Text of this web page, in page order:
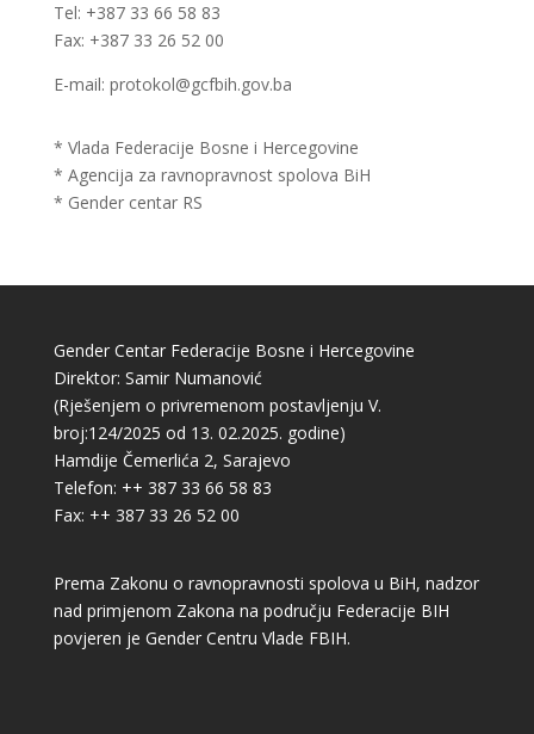
Tel: +387 33 66 58 83
Fax: +387 33 26 52 00
E-mail: protokol@gcfbih.gov.ba
* Vlada Federacije Bosne i Hercegovine
* Agencija za ravnopravnost spolova BiH
* Gender centar RS
Gender Centar Federacije Bosne i Hercegovine
Direktor: Samir Numanović
(Rješenjem o privremenom postavljenju V.
broj:124/2025 od 13. 02.2025. godine)
Hamdije Čemerlića 2, Sarajevo
Telefon: ++ 387 33 66 58 83
Fax: ++ 387 33 26 52 00
Prema Zakonu o ravnopravnosti spolova u BiH, nadzor
nad primjenom Zakona na području Federacije BIH
povjeren je Gender Centru Vlade FBIH.